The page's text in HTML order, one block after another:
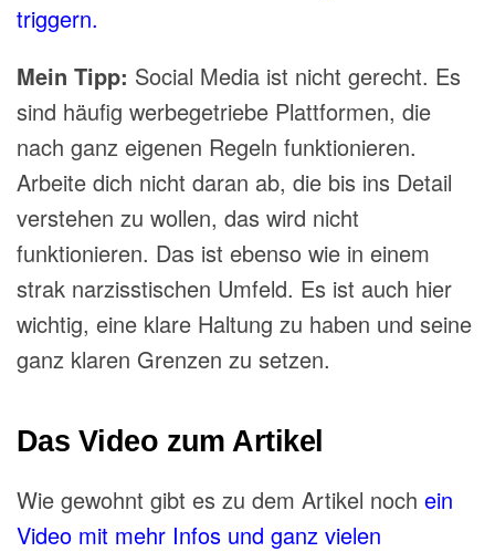
triggern.
Mein Tipp: Social Media ist nicht gerecht. Es
sind häufig werbegetriebe Plattformen, die
nach ganz eigenen Regeln funktionieren.
Arbeite dich nicht daran ab, die bis ins Detail
verstehen zu wollen, das wird nicht
funktionieren. Das ist ebenso wie in einem
strak narzisstischen Umfeld. Es ist auch hier
wichtig, eine klare Haltung zu haben und seine
ganz klaren Grenzen zu setzen.
Das Video zum Artikel
Wie gewohnt gibt es zu dem Artikel noch ein
Video mit mehr Infos und ganz vielen